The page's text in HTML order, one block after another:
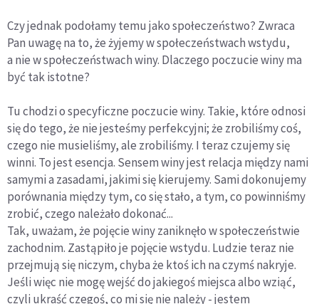
Czy jednak podołamy temu jako społeczeństwo? Zwraca
Pan uwagę na to, że żyjemy w społeczeństwach wstydu,
a nie w społeczeństwach winy. Dlaczego poczucie winy ma
być tak istotne?
Tu chodzi o specyficzne poczucie winy. Takie, które odnosi
się do tego, że nie jesteśmy perfekcyjni; że zrobiliśmy coś,
czego nie musieliśmy, ale zrobiliśmy. I teraz czujemy się
winni. To jest esencja. Sensem winy jest relacja między nami
samymi a zasadami, jakimi się kierujemy. Sami dokonujemy
porównania między tym, co się stało, a tym, co powinniśmy
zrobić, czego należało dokonać...
Tak, uważam, że pojęcie winy zaniknęło w społeczeństwie
zachodnim. Zastąpiło je pojęcie wstydu. Ludzie teraz nie
przejmują się niczym, chyba że ktoś ich na czymś nakryje.
Jeśli więc nie mogę wejść do jakiegoś miejsca albo wziąć,
czyli ukraść czegoś, co mi się nie należy - jestem